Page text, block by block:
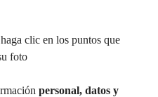
clic en los puntos que
foto
personal, datos y